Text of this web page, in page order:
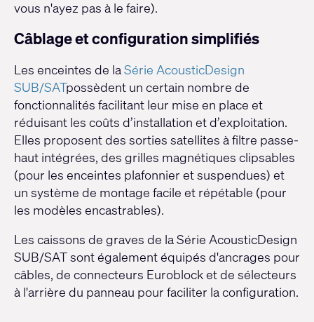
vous n'ayez pas à le faire).
Câblage et configuration simplifiés
Les enceintes de laSérie AcousticDesign
SUB/SATpossèdent un certain nombre de
fonctionnalités facilitant leur mise en place et
réduisant les coûts d’installation et d’exploitation.
Elles proposent des sorties satellites à filtre passe-
haut intégrées, des grilles magnétiques clipsables
(pour les enceintes plafonnier et suspendues) et
un système de montage facile et répétable (pour
les modèles encastrables).
Les caissons de graves de la Série AcousticDesign
SUB/SAT sont également équipés d'ancrages pour
câbles, de connecteurs Euroblock et de sélecteurs
à l'arrière du panneau pour faciliter la configuration.